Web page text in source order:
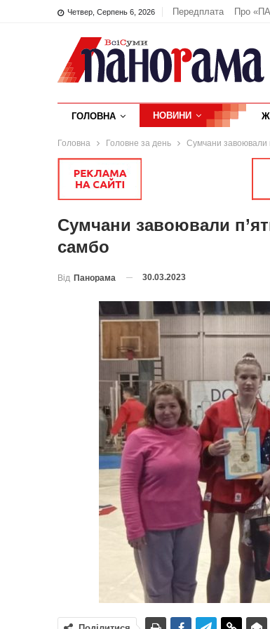
Четвер, Серпень 6, 2026 Передплата Про
ГОЛОВНА НОВИНИ
Головна Головне за день Сумчани завоювали
Сумчани завоювали
самбо
Від Панорама 30.03.2023